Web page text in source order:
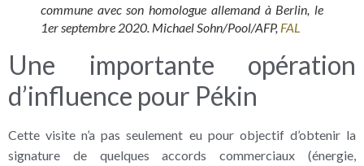
commune avec son homologue allemand à Berlin, le
1er septembre 2020. Michael Sohn/Pool/AFP, FAL
Une importante opération
d’influence pour Pékin
Cette visite n’a pas seulement eu pour objectif d’obtenir la
signature de quelques accords commerciaux (énergie,